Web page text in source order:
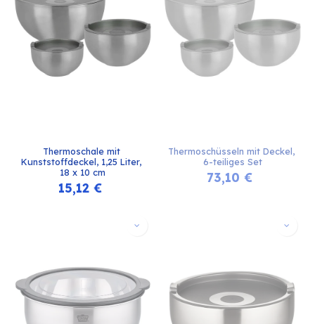
Thermoschale mit
Kunststoffdeckel, 1,25 Liter,
18 x 10 cm
15,12€
Thermoschüsseln mit Deckel,
6-teiliges Set
73,10 €